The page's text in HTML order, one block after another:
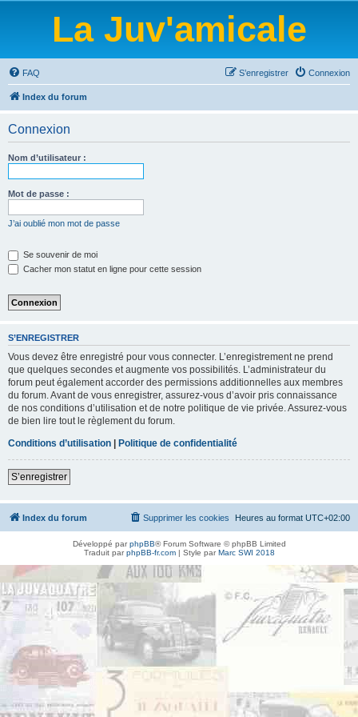
La Juv'amicale
FAQ Connexion
S’enregistrer
Index du forum
Connexion
Nom d’utilisateur :
Mot de passe :
J’ai oublié mon mot de passe
Se souvenir de moi
Cacher mon statut en ligne pour cette session
S’ENREGISTRER
Vous devez être enregistré pour vous connecter. L’enregistrement ne prend
que quelques secondes et augmente vos possibilités. L’administrateur du
forum peut également accorder des permissions additionnelles aux membres
du forum. Avant de vous enregistrer, assurez-vous d’avoir pris connaissance
de nos conditions d’utilisation et de notre politique de vie privée. Assurez-vous
de bien lire tout le règlement du forum.
Conditions d’utilisation | Politique de confidentialité
S’enregistrer
Index du forum Heures au format UTC+02:00
Supprimer les cookies
Développé parphpBB® Forum Software © phpBB Limited
Traduit parphpBB-fr.com| Style parMarc SWI 2018